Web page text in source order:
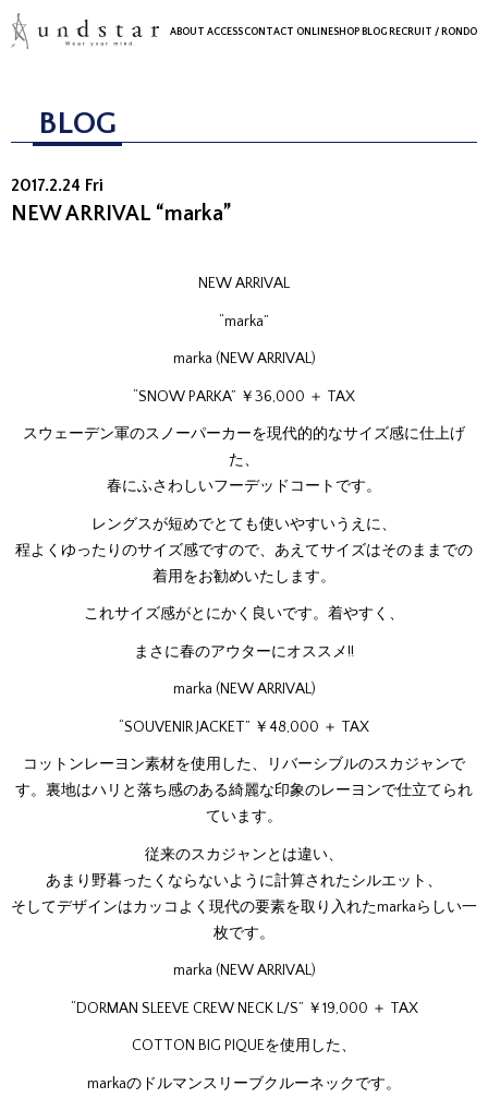
ABOUT ACCESSCONTACT ONLINESHOP BLOG RECRUIT / RONDO
BLOG
2017.2.24 Fri
NEW ARRIVAL “marka”
NEW ARRIVAL
“marka”
marka (NEW ARRIVAL)
“SNOW PARKA” ￥36,000 ＋ TAX
スウェーデン軍のスノーパーカーを現代的的なサイズ感に仕上げ
た、
春にふさわしいフーデッドコートです。
レングスが短めでとても使いやすいうえに、
程よくゆったりのサイズ感ですので、あえてサイズはそのままでの
着用をお勧めいたします。
これサイズ感がとにかく良いです。着やすく、
まさに春のアウターにオススメ!!
marka (NEW ARRIVAL)
“SOUVENIR JACKET” ￥48,000 ＋ TAX
コットンレーヨン素材を使用した、リバーシブルのスカジャンで
す。裏地はハリと落ち感のある綺麗な印象のレーヨンで仕立てられ
ています。
従来のスカジャンとは違い、
あまり野暮ったくならないように計算されたシルエット、
そしてデザインはカッコよく現代の要素を取り入れたmarkaらしい一
枚です。
marka (NEW ARRIVAL)
“DORMAN SLEEVE CREW NECK L/S” ￥19,000 ＋ TAX
COTTON BIG PIQUEを使用した、
markaのドルマンスリーブクルーネックです。